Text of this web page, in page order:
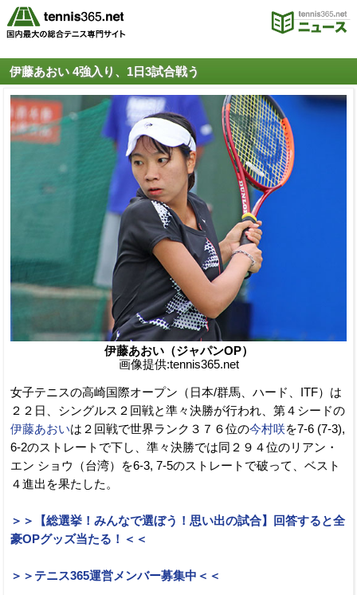
伊藤あおい 4強入り、1日3試合戦う
伊藤あおい（ジャパンOP）
画像提供:tennis365.net
女子テニスの高崎国際オープン（日本/群馬、ハード、ITF）は
２２日、シングルス２回戦と準々決勝が行われ、第４シードの
伊藤あおいは２回戦で世界ランク３７６位の今村咲を7-6 (7-3),
6-2のストレートで下し、準々決勝では同２９４位のリアン・
エン ショウ（台湾）を6-3, 7-5のストレートで破って、ベスト
４進出を果たした。
＞＞【総選挙！みんなで選ぼう！思い出の試合】回答すると全
豪OPグッズ当たる！＜＜
＞＞テニス365運営メンバー募集中＜＜